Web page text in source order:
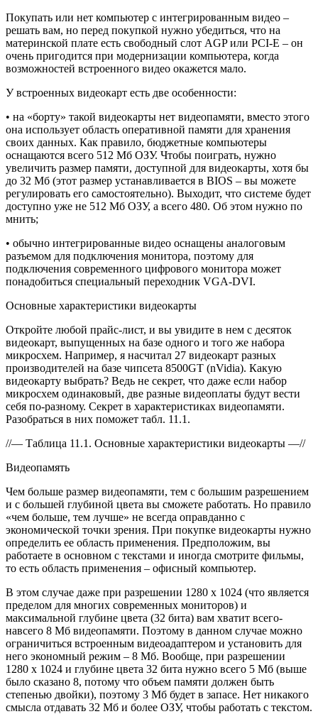
Покупать или нет компьютер с интегрированным видео –
решать вам, но перед покупкой нужно убедиться, что на
материнской плате есть свободный слот AGP или PCI-E – он
очень пригодится при модернизации компьютера, когда
возможностей встроенного видео окажется мало.
У встроенных видеокарт есть две особенности:
• на «борту» такой видеокарты нет видеопамяти, вместо этого
она использует область оперативной памяти для хранения
своих данных. Как правило, бюджетные компьютеры
оснащаются всего 512 Мб ОЗУ. Чтобы поиграть, нужно
увеличить размер памяти, доступной для видеокарты, хотя бы
до 32 Мб (этот размер устанавливается в BIOS – вы можете
регулировать его самостоятельно). Выходит, что системе будет
доступно уже не 512 Мб ОЗУ, а всего 480. Об этом нужно по
мнить;
• обычно интегрированные видео оснащены аналоговым
разъемом для подключения монитора, поэтому для
подключения современного цифрового монитора может
понадобиться специальный переходник VGA-DVI.
Основные характеристики видеокарты
Откройте любой прайс-лист, и вы увидите в нем с десяток
видеокарт, выпущенных на базе одного и того же набора
микросхем. Например, я насчитал 27 видеокарт разных
производителей на базе чипсета 8500GT (nVidia). Какую
видеокарту выбрать? Ведь не секрет, что даже если набор
микросхем одинаковый, две разные видеоплаты будут вести
себя по-разному. Секрет в характеристиках видеопамяти.
Разобраться в них поможет табл. 11.1.
//— Таблица 11.1. Основные характеристики видеокарты —//
Видеопамять
Чем больше размер видеопамяти, тем с большим разрешением
и с большей глубиной цвета вы сможете работать. Но правило
«чем больше, тем лучше» не всегда оправданно с
экономической точки зрения. При покупке видеокарты нужно
определить ее область применения. Предположим, вы
работаете в основном с текстами и иногда смотрите фильмы,
то есть область применения – офисный компьютер.
В этом случае даже при разрешении 1280 x 1024 (что является
пределом для многих современных мониторов) и
максимальной глубине цвета (32 бита) вам хватит всего-
навсего 8 Мб видеопамяти. Поэтому в данном случае можно
ограничиться встроенным видеоадаптером и установить для
него экономный режим – 8 Мб. Вообще, при разрешении
1280 x 1024 и глубине цвета 32 бита нужно всего 5 Мб (выше
было сказано 8, потому что объем памяти должен быть
степенью двойки), поэтому 3 Мб будет в запасе. Нет никакого
смысла отдавать 32 Мб и более ОЗУ, чтобы работать с текстом.